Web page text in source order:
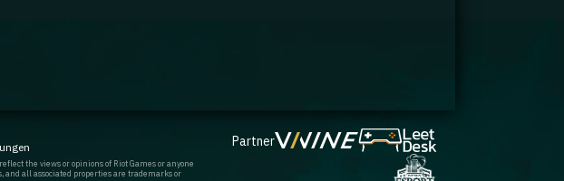
the views or opinions of Riot Games or anyone
and all associated properties are trademarks or
Partner